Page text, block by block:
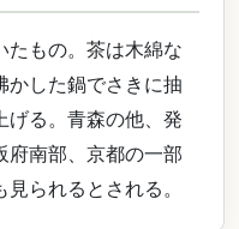
たもの。茶は木綿な
かした鍋でさきに抽
げる。青森の他、発
府南部、京都の一部
られるとされる。